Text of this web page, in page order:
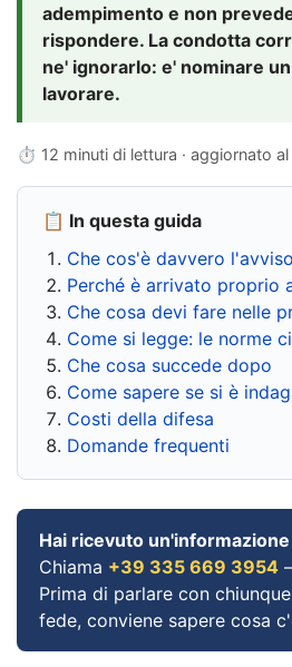
adempimento e non
rispondere. La condotta
ne' ignorarlo: e' nominare
lavorare.
⏱ 12 minuti di lettura · aggiornato al
📋 In questa guida
Che cos'è davvero
Perché è arrivato proprio
Che cosa devi fare nelle
Come si legge: le norme
Che cosa succede dopo
Come sapere se si è
Costi della difesa
Domande frequenti
Hai ricevuto
Chiama +39 335 669 3954
Prima di parlare con
fede, conviene sapere cosa